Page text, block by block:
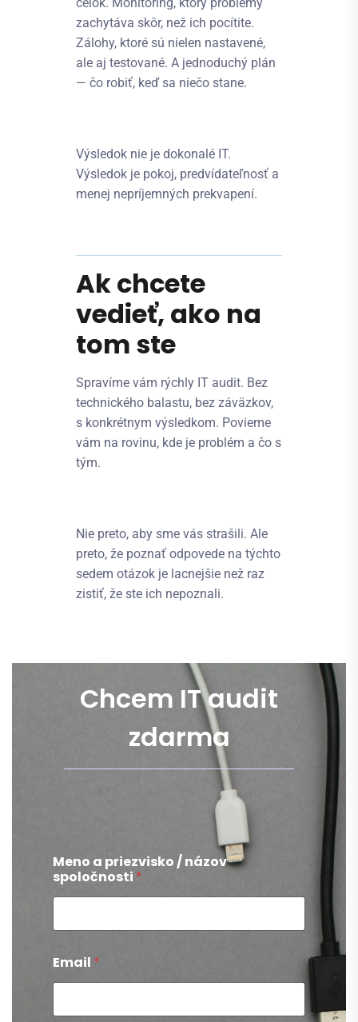
zachytáva skôr, než ich pocítite.
Zálohy, ktoré sú nielen nastavené,
ale aj testované. A jednoduchý plán
— čo robiť, keď sa niečo stane.
Výsledok nie je dokonalé IT.
Výsledok je pokoj, predvídateľnosť a
menej nepríjemných prekvapení.
Ak chcete
vedieť, ako na
tom ste
Spravíme vám rýchly IT audit. Bez
technického balastu, bez záväzkov,
s konkrétnym výsledkom. Povieme
vám na rovinu, kde je problém a čo s
tým.
Nie preto, aby sme vás strašili. Ale
preto, že poznať odpovede na týchto
sedem otázok je lacnejšie než raz
zistiť, že ste ich nepoznali.
Chcem ITaudit
zdarma
Meno a priezvisko / názov
spoločnosti *
Email *